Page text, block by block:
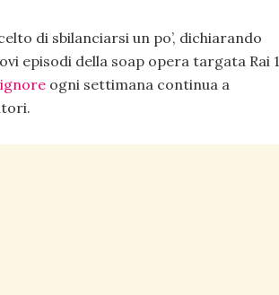
di sbilanciarsi un po’, dichiarando
episodi della soap opera targata Rai 1
ogni settimana continua a